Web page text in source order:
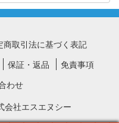
商取引法に基づく表記
保証・返品
免責事項
わせ
会社エスエヌシー